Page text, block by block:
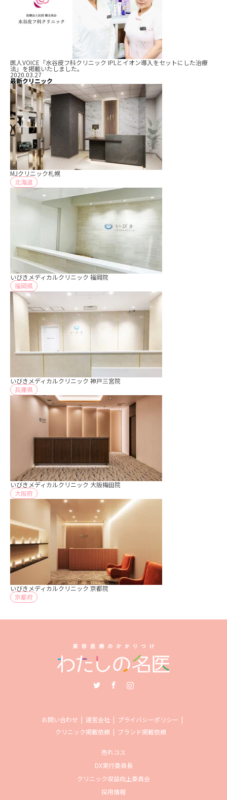
医人VOICE「水谷皮フ科クリニック IPLとイオン導入をセットにした治療
法」を掲載いたしました。
2020.03.27
最新クリニック
MJクリニック札幌
北海道
いびきメディカルクリニック 福岡院
福岡県
いびきメディカルクリニック 神戸三宮院
兵庫県
いびきメディカルクリニック 大阪梅田院
大阪府
いびきメディカルクリニック 京都院
京都府
お問い合わせ 運営会社
プライバシーポリシー
クリニック掲載依頼
ブランド掲載依頼
売れコス
DX実行委員長
クリニック収益向上委員会
採用情報